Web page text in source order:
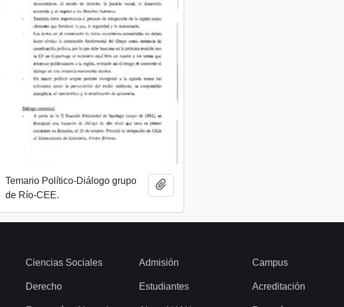
Temario Político-Diálogo grupo
de Río-CEE.
Ciencias Sociales
Derecho
Admisión
Estudiantes
Campus
Acreditación